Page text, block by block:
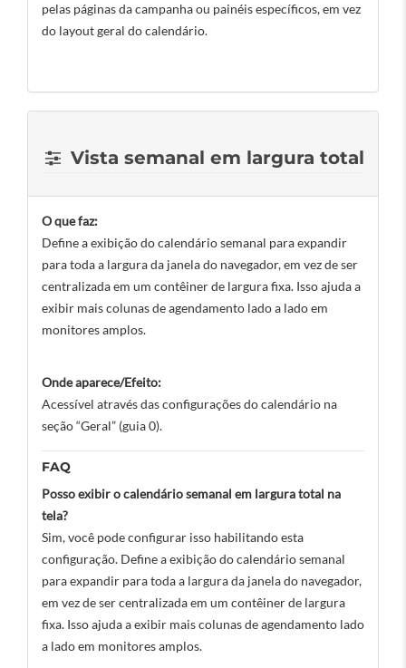
pelas páginas da campanha ou painéis específicos, em vez
do layout geral do calendário.
Vista semanal em largura total
O que faz:
Define a exibição do calendário semanal para expandir
para toda a largura da janela do navegador, em vez de ser
centralizada em um contêiner de largura fixa. Isso ajuda a
exibir mais colunas de agendamento lado a lado em
monitores amplos.
Onde aparece/Efeito:
Acessível através das configurações do calendário na
seção “Geral” (guia 0).
FAQ
Posso exibir o calendário semanal em largura total na
tela?
Sim, você pode configurar isso habilitando esta
configuração. Define a exibição do calendário semanal
para expandir para toda a largura da janela do navegador,
em vez de ser centralizada em um contêiner de largura
fixa. Isso ajuda a exibir mais colunas de agendamento lado
a lado em monitores amplos.